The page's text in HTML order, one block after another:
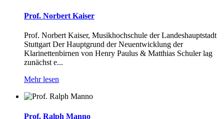
Prof. Norbert Kaiser
Prof. Norbert Kaiser, Musikhochschule der Landeshauptstadt
Stuttgart Der Hauptgrund der Neuentwicklung der
Klarinettenbirnen von Henry Paulus & Matthias Schuler lag
zunächst e...
Mehr lesen
Prof. Ralph Manno